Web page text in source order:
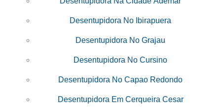
Desentupidora No Ibirapuera
Desentupidora No Grajau
Desentupidora No Cursino
Desentupidora No Capao Redondo
Desentupidora Em Cerqueira Cesar